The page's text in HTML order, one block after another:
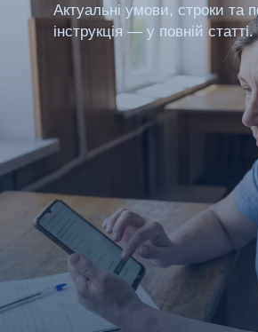
Актуальні умови, строки та
інструкція — у повній статті.